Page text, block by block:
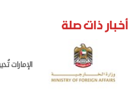
أخبار ذات صلة
الإمارات